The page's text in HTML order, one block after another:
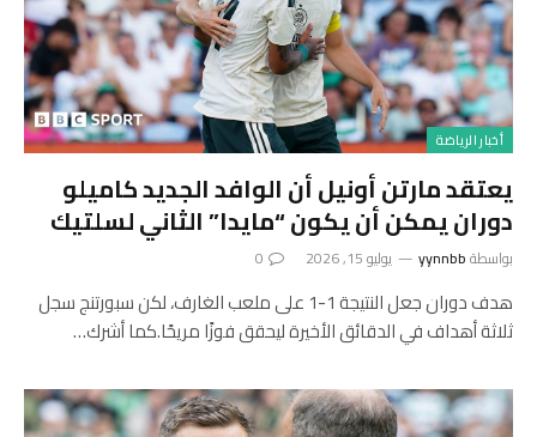
أخبار الرياضة
يعتقد مارتن أونيل أن الوافد الجديد كاميلو
دوران يمكن أن يكون “مايدا” الثاني لسلتيك
بواسطةyynnbb يوليو 15, 2026 0
هدف دوران جعل النتيجة 1-1 على ملعب الغارف، لكن سبورتنج سجل
ثلاثة أهداف في الدقائق الأخيرة ليحقق فوزًا مريحًا.كما أشرك…